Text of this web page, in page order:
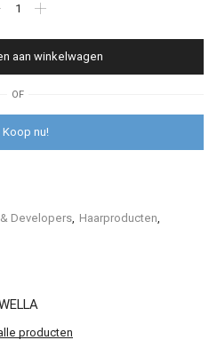
aan winkelwagen
OF
Koop nu!
Developers Haarproducten
producten